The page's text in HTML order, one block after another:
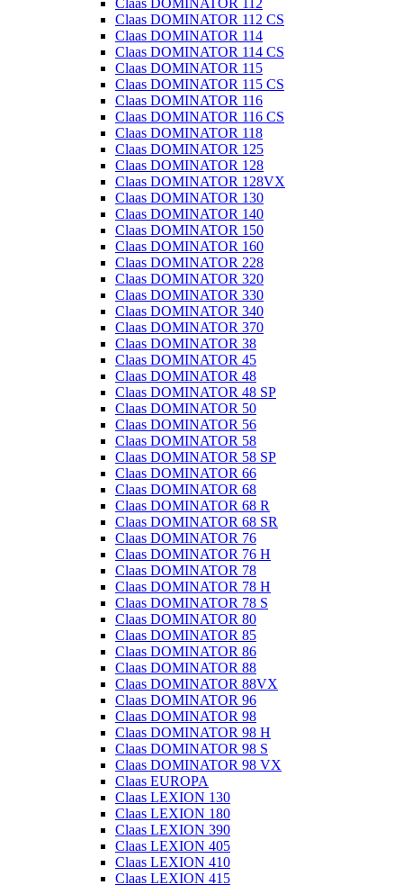
Claas DOMINATOR 112
Claas DOMINATOR 112 CS
Claas DOMINATOR 114
Claas DOMINATOR 114 CS
Claas DOMINATOR 115
Claas DOMINATOR 115 CS
Claas DOMINATOR 116
Claas DOMINATOR 116 CS
Claas DOMINATOR 118
Claas DOMINATOR 125
Claas DOMINATOR 128
Claas DOMINATOR 128VX
Claas DOMINATOR 130
Claas DOMINATOR 140
Claas DOMINATOR 150
Claas DOMINATOR 160
Claas DOMINATOR 228
Claas DOMINATOR 320
Claas DOMINATOR 330
Claas DOMINATOR 340
Claas DOMINATOR 370
Claas DOMINATOR 38
Claas DOMINATOR 45
Claas DOMINATOR 48
Claas DOMINATOR 48 SP
Claas DOMINATOR 50
Claas DOMINATOR 56
Claas DOMINATOR 58
Claas DOMINATOR 58 SP
Claas DOMINATOR 66
Claas DOMINATOR 68
Claas DOMINATOR 68 R
Claas DOMINATOR 68 SR
Claas DOMINATOR 76
Claas DOMINATOR 76 H
Claas DOMINATOR 78
Claas DOMINATOR 78 H
Claas DOMINATOR 78 S
Claas DOMINATOR 80
Claas DOMINATOR 85
Claas DOMINATOR 86
Claas DOMINATOR 88
Claas DOMINATOR 88VX
Claas DOMINATOR 96
Claas DOMINATOR 98
Claas DOMINATOR 98 H
Claas DOMINATOR 98 S
Claas DOMINATOR 98 VX
Claas EUROPA
Claas LEXION 130
Claas LEXION 180
Claas LEXION 390
Claas LEXION 405
Claas LEXION 410
Claas LEXION 415